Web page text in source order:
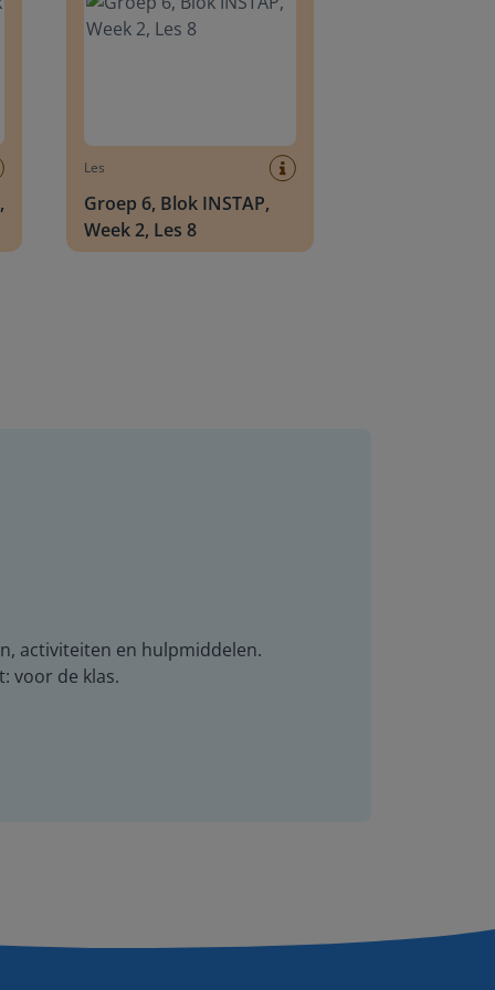
Les
Groep 6, Blok INSTAP,
Week 2, Les 8
activiteiten en hulpmiddelen.
voor de klas.